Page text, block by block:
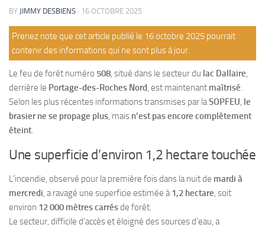
BY JIMMY DESBIENS · 16 OCTOBRE 2025
Prenez note que cet article publié le 16 octobre 2025 pourrait
contenir des informations qui ne sont plus à jour.
Le feu de forêt numéro 508, situé dans le secteur du lac Dallaire,
derrière le Portage-des-Roches Nord, est maintenant maîtrisé.
Selon les plus récentes informations transmises par laSOPFEU, le
brasier ne se propage plus, mais n’est pas encore complètement
éteint.
Une superficie d’environ 1,2 hectare touchée
L’incendie, observé pour la première fois dans la nuit de mardi à
mercredi, a ravagé une superficie estimée à1,2 hectare, soit
environ 12 000 mètres carrésde forêt.
Le secteur, difficile d’accès et éloigné des sources d’eau, a